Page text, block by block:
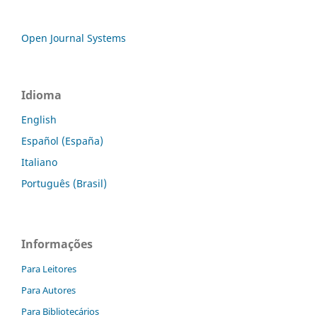
Open Journal Systems
Idioma
English
Español (España)
Italiano
Português (Brasil)
Informações
Para Leitores
Para Autores
Para Bibliotecários